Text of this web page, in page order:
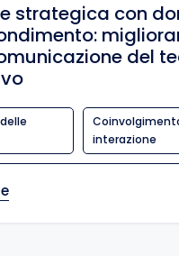
strategica con
del
interazione